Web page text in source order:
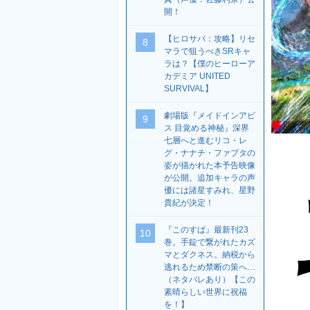
開！
8
【ヒロサバ：攻略】リセ
マラで狙うべきSRキャ
ラは？【僕のヒーローア
カデミア UNITED
SURVIVAL】
9
劇場版『メイドインアビ
ス 目覚める神秘』深界
七層へと進むリコ・レ
グ・ナナチ・ファプタの
姿が描かれた本予告映像
が公開。追加キャラの声
優には諸星すみれ、星野
貴紀が決定！
10
『このすば』最新刊23
巻。手錠で繋がれたカズ
マとダクネス。納税から
逃れるため禁断の策へ…
（ネタバレあり）【この
素晴らしい世界に祝福
を！】